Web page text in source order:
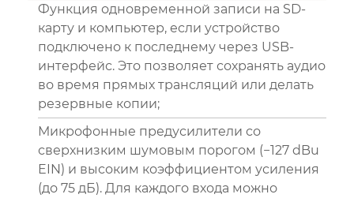
Функция одновременной записи на SD-
карту и компьютер, если устройство
подключено к последнему через USB-
интерфейс. Это позволяет сохранять аудио
во время прямых трансляций или делать
резервные копии;
Микрофонные предусилители со
сверхнизким шумовым порогом (−127 dBu
EIN) и высоким коэффициентом усиления
(до 75 дБ). Для каждого входа можно